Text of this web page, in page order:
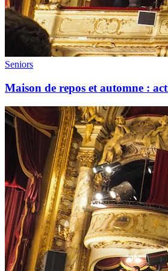
Seniors
Maison de repos et automne :